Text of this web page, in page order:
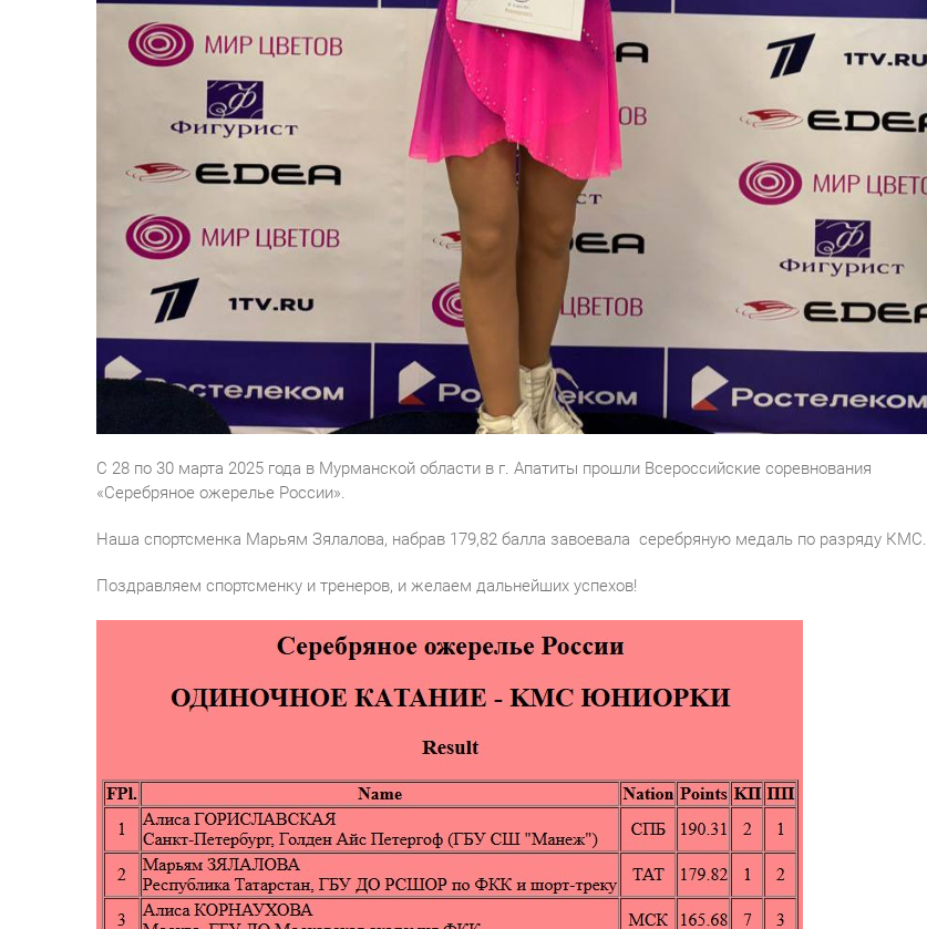
С 28 по 30 марта 2025 года в Мурманской области в г. Апатиты прошли Всероссийские соревнования
«Серебряное ожерелье России».
Наша спортсменка Марьям Зялалова, набрав 179,82 балла завоевала серебряную медаль по разряду КМС.
Поздравляем спортсменку и тренеров, и желаем дальнейших успехов!